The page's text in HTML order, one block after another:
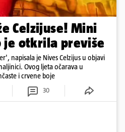
Celzijuse! Mini
je otkrila previše
napisala je Nives Celzijus u objavi
Ovog ljeta očarava u
i crvene boje
30